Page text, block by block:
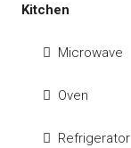
Kitchen
Microwave
Oven
Refrigerator